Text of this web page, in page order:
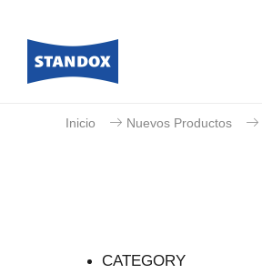
Inicio Nuevos Productos
CATEGORY